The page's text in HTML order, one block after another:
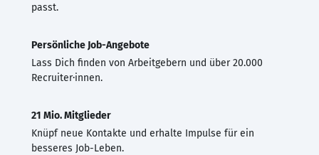
passt.
Persönliche Job-Angebote
Lass Dich finden von Arbeitgebern und über 20.000
Recruiter·innen.
21 Mio. Mitglieder
Knüpf neue Kontakte und erhalte Impulse für ein
besseres Job-Leben.